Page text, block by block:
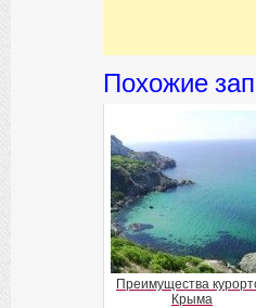
Похожие
Преимущества
Крыма